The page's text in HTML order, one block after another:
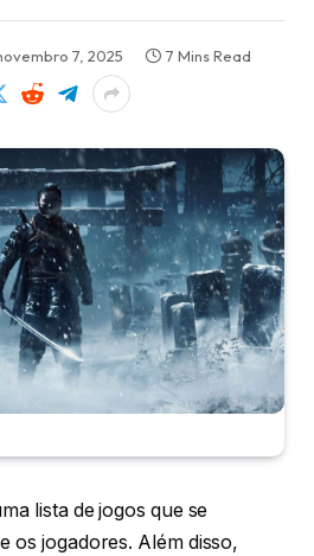
7, 2025
7 Mins Read
lista de jogos que se
os jogadores. Além disso,